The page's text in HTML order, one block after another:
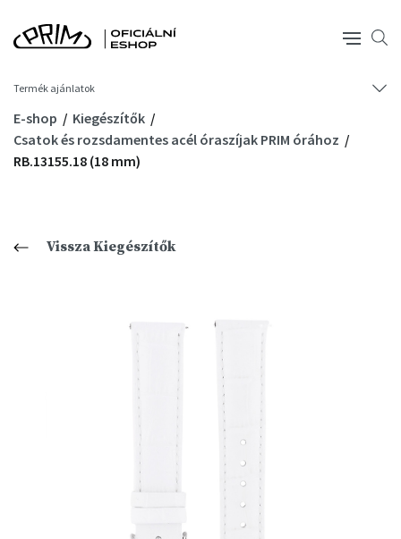
Termék ajánlatok
E-shop
Kiegészítők
Csatok és rozsdamentes acél óraszíjak PRIM órához
RB.13155.18 (18 mm)
Vissza Kiegészítők